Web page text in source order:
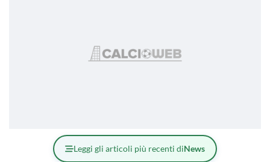
Leggi gli articoli più recenti diNews